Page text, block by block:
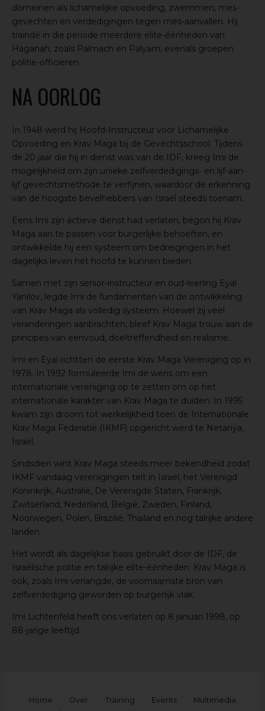
domeinen als lichamelijke opvoeding, zwemmen, mes-
gevechten en verdedigingen tegen mes-aanvallen. Hij
trainde in die periode meerdere elite-éénheden van
Haganah, zoals Palmach en Palyam, evenals groepen
politie-officieren.
NA OORLOG
In 1948 werd hij Hoofd-Instructeur voor Lichamelijke
Opvoeding en Krav Maga bij de Gevechtsschool. Tijdens
de 20 jaar die hij in dienst was van de IDF, kreeg Imi de
mogelijkheid om zijn unieke zelfverdedigings- en lijf-aan-
lijf gevechtsmethode te verfijnen, waardoor de erkenning
van de hoogste bevelhebbers van Israël steeds toenam.
Eens Imi zijn actieve dienst had verlaten, begon hij Krav
Maga aan te passen voor burgerlijke behoeften, en
ontwikkelde hij een systeem om bedreigingen in het
dagelijks leven het hoofd te kunnen bieden.
Samen met zijn senior-instructeur en oud-leerling Eyal
Yanilov, legde Imi de fundamenten van de ontwikkeling
van Krav Maga als volledig systeem. Hoewel zij veel
veranderingen aanbrachten, bleef Krav Maga trouw aan de
principes van eenvoud, doeltreffendheid en realisme.
Imi en Eyal richtten de eerste Krav Maga Vereniging op in
1978. In 1992 formuleerde Imi de wens om een
internationale vereniging op te zetten om op het
internationale karakter van Krav Maga te duiden. In 1995
kwam zijn droom tot werkelijkheid toen de Internationale
Krav Maga Federatie (IKMF) opgericht werd te Netanya,
Israël.
Sindsdien wint Krav Maga steeds meer bekendheid zodat
IKMF vandaag verenigingen telt in Israël, het Verenigd
Koninkrijk, Australië, De Verenigde Staten, Frankrijk,
Zwitserland, Nederland, België, Zweden, Finland,
Noorwegen, Polen, Brazilië, Thailand en nog talrijke andere
landen.
Het wordt als dagelijkse basis gebruikt door de IDF, de
Israëlische politie en talrijke elite-éénheden. Krav Maga is
ook, zoals Imi verlangde, de voornaamste bron van
zelfverdediging geworden op burgerlijk vlak.
Imi Lichtenfeld heeft ons verlaten op 8 januari 1998, op
88-jarige leeftijd.
Home Over Training Events
Multimedia